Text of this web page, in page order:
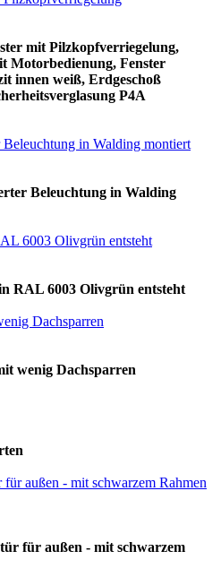
mit Pilzkopfverriegelung,
Motorbedienung, Fenster
innen weiß, Erdgeschoß
P4A
Beleuchtung in Walding
RAL 6003 Olivgrün entsteht
wenig Dachsparren
für außen - mit schwarzem